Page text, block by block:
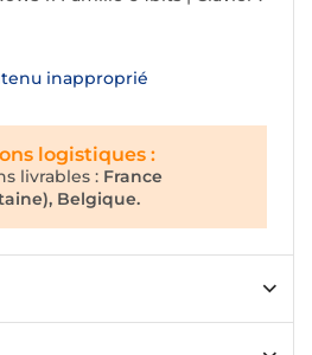
inapproprié
logistiques :
livrables : France
Belgique.